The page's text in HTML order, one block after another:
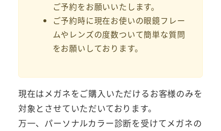
ご予約をお願いいたします。
ご予約時に現在お使いの眼鏡フレー
ムやレンズの度数ついて簡単な質問
をお願いしております。
現在はメガネをご購入いただけるお客様のみを
対象とさせていただいております。
万一、パーソナルカラー診断を受けてメガネの